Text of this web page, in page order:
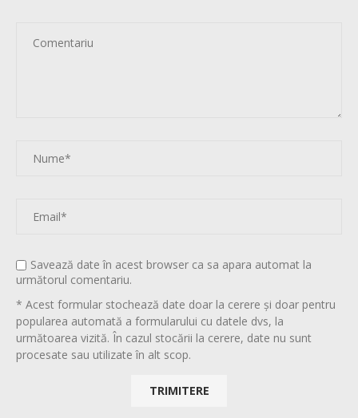
Savează date în acest browser ca sa apara automat la
următorul comentariu.
* Acest formular stochează date doar la cerere și doar pentru
popularea automată a formularului cu datele dvs, la
următoarea vizită. În cazul stocării la cerere, date nu sunt
procesate sau utilizate în alt scop.